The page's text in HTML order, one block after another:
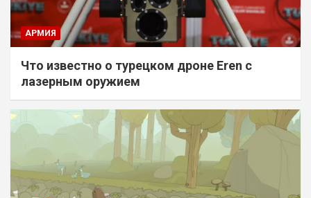
АРМИЯ
Что известно о турецком дроне Eren с
лазерным оружием